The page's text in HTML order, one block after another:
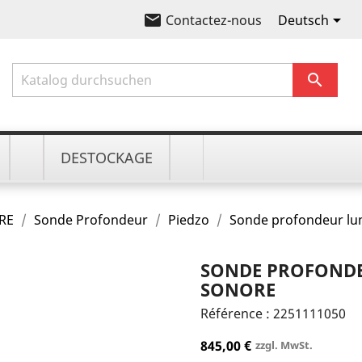
email Contactez-nous Deutsch

DESTOCKAGE
Sonde Profondeur Piedzo Sonde profondeur
SONDE
SONORE
Référence : 2251111050
845,00 € zzgl. MwSt.